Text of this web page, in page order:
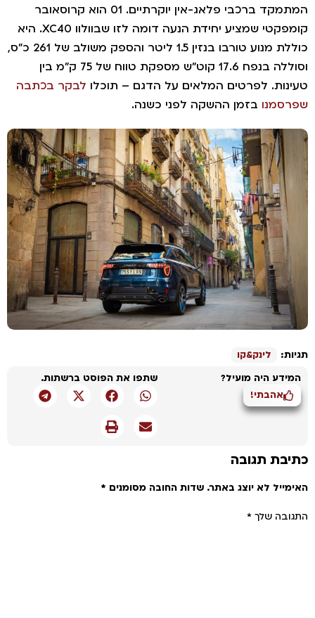
המתמקד ברכבי פלאג-אין יוקרתיים. 01 הוא קרוסאובר
קומפקטי שמציע יחידת הנעה דומה לזו שבוולוו XC40. היא
כוללת מנוע טורבו בנזין 1.5 ליטר והספק משולב של 261 כ"ס,
וסוללה בנפח 17.6 קוט"ש מספקת טווח של 75 ק"מ בין
טעינות. לפרטים המלאים על הדגם – תוכלולבקר בכתבה
שפרסמנובזמן ההשקה לפני כשנה.
תגיות:
לינק&קו
המידע היה מועיל?
אהבתי!
שתפו את הפוסט ברשתות.
כתיבת תגובה
האימייל לא יוצג באתר. שדות החובה מסומנים*
התגובה שלך*